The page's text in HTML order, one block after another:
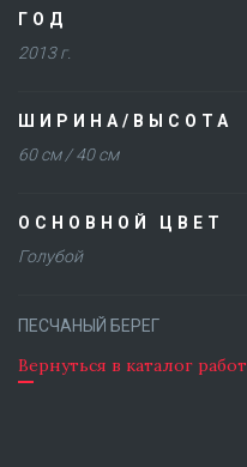
ГОД
2013 г.
ШИРИНА/ВЫСОТА
60 см / 40 см
ОСНОВНОЙ ЦВЕТ
Голубой
ПЕСЧАНЫЙ БЕРЕГ
Вернуться в каталог работ